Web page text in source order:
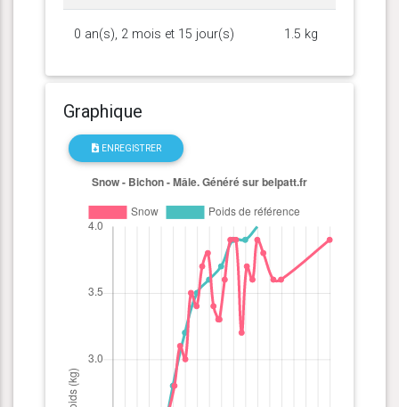
0 an(s), 2 mois et 15 jour(s) 1.5 kg
Graphique
ENREGISTRER